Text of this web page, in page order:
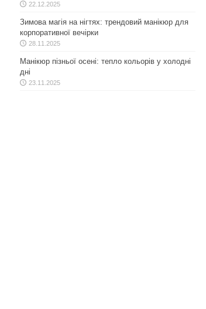
22.12.2025
Зимова магія на нігтях: трендовий манікюр для
корпоративної вечірки
28.11.2025
Манікюр пізньої осені: тепло кольорів у холодні
дні
23.11.2025